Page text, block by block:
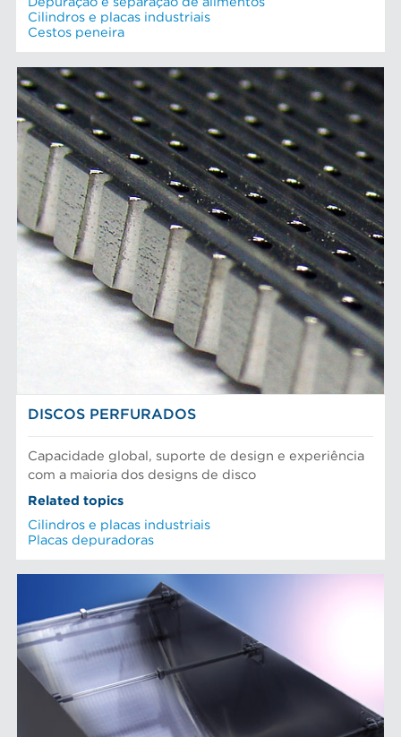
Cilindros e placas industriais
Cestos peneira
DISCOS PERFURADOS
Capacidade global, suporte de design e experiência
com a maioria dos designs de disco
Related topics
Cilindros e placas industriais
Placas depuradoras